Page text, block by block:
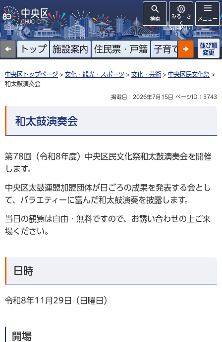
検索
みる・き
く
SUPPORT
メニュー
トップ 施設案内 住民票・戸籍 子育て 高齢者
並び順
変更
中央区トップページ > 文化・観光・スポーツ > 文化・芸術 > 中央区民文化祭 >
和太鼓演奏会
掲載日：2026年7月15日 ページID：3743
和太鼓演奏会
第78回（令和8年度）中央区民文化祭和太鼓演奏会を開催
します。
中央区太鼓連盟加盟団体が日ごろの成果を発表する会とし
て、バラエティーに富んだ和太鼓演奏を披露します。
当日の観覧は自由・無料ですので、お誘い合わせの上ご来
場ください。
日時
令和8年11月29日（日曜日）
開場